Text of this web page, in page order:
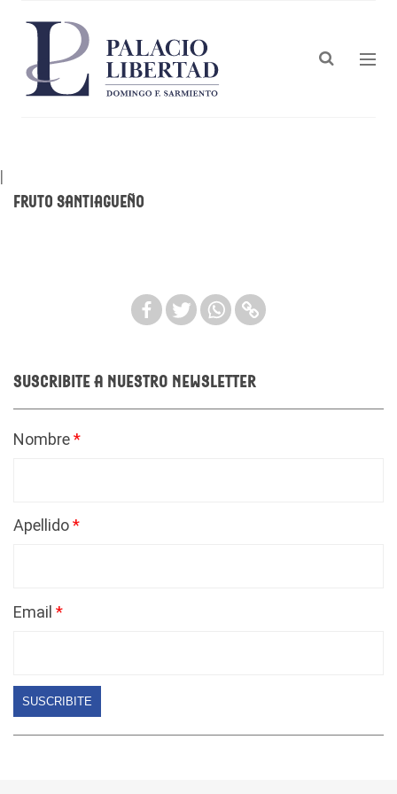
|
Fruto Santiagueño
Suscribite a nuestro newsletter
Nombre
Apellido
Email
SUSCRIBITE